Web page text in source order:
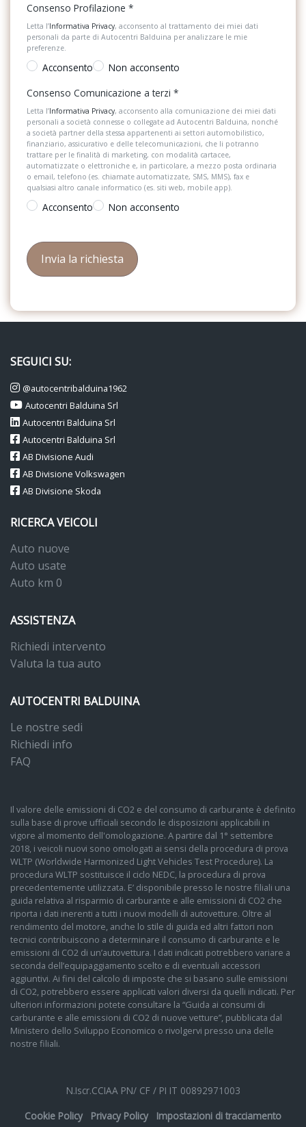
Consenso Profilazione *
Letta l’Informativa Privacy, acconsento al trattamento dei miei dati
personali da parte di Autocentri Balduina per analizzare le mie
preferenze.
Acconsento
Non acconsento
Consenso Comunicazione a terzi *
Letta l’Informativa Privacy, acconsento alla comunicazione dei miei dati
personali a società connesse o collegate ad Autocentri Balduina, nonché
a società partner della stessa appartenenti ai settori automobilistico,
finanziario, assicurativo e delle telecomunicazioni, che li potranno
trattare per le finalità di marketing, con modalità cartacee,
automatizzate o elettroniche e, in particolare, a mezzo posta ordinaria
o email, telefono (es. chiamate automatizzate, SMS, MMS), fax e
qualsiasi altro canale informatico (es. siti web, mobile app).
Acconsento Non acconsento
SEGUICI SU:
@autocentribalduina1962
Autocentri Balduina Srl
Autocentri Balduina Srl
Autocentri Balduina Srl
AB Divisione Audi
AB Divisione Volkswagen
AB Divisione Skoda
RICERCA VEICOLI
Auto nuove
Auto usate
Auto km 0
ASSISTENZA
Richiedi intervento
Valuta la tua auto
AUTOCENTRI BALDUINA
Le nostre sedi
Richiedi info
FAQ
Il valore delle emissioni di CO2 e del consumo di carburante è definito
sulla base di prove ufficiali secondo le disposizioni applicabili in
vigore al momento dell'omologazione. A partire dal 1° settembre
2018, i veicoli nuovi sono omologati ai sensi della procedura di prova
WLTP (Worldwide Harmonized Light Vehicles Test Procedure). La
procedura WLTP sostituisce il ciclo NEDC, la procedura di prova
precedentemente utilizzata. E’ disponibile presso le nostre filiali una
guida relativa al risparmio di carburante e alle emissioni di CO2 che
riporta i dati inerenti a tutti i nuovi modelli di autovetture. Oltre al
rendimento del motore, anche lo stile di guida ed altri fattori non
tecnici contribuiscono a determinare il consumo di carburante e le
emissioni di CO2 di un’autovettura. I dati indicati potrebbero variare a
seconda dell’equipaggiamento scelto e di eventuali accessori
aggiuntivi. Ai fini del calcolo di imposte che si basano sulle emissioni
di CO2, potrebbero essere applicati valori diversi da quelli indicati. Per
ulteriori informazioni potete consultare la “Guida ai consumi di
carburante e alle emissioni di CO2 di nuove vetture”, pubblicata dal
Ministero dello Sviluppo Economico o rivolgervi presso una delle
nostre filiali.
N.Iscr.CCIAA PN/ CF / PI IT 00892971003
Cookie Policy
Privacy Policy Impostazioni di tracciamento